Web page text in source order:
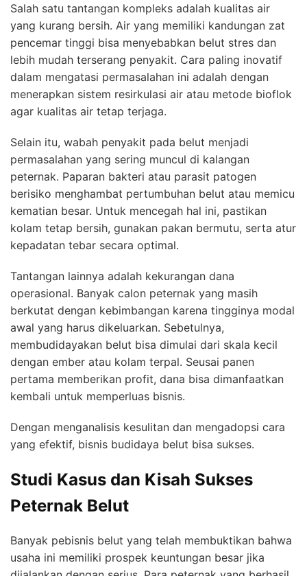
Salah satu tantangan kompleks adalah kualitas air
yang kurang bersih. Air yang memiliki kandungan zat
pencemar tinggi bisa menyebabkan belut stres dan
lebih mudah terserang penyakit. Cara paling inovatif
dalam mengatasi permasalahan ini adalah dengan
menerapkan sistem resirkulasi air atau metode bioflok
agar kualitas air tetap terjaga.
Selain itu, wabah penyakit pada belut menjadi
permasalahan yang sering muncul di kalangan
peternak. Paparan bakteri atau parasit patogen
berisiko menghambat pertumbuhan belut atau memicu
kematian besar. Untuk mencegah hal ini, pastikan
kolam tetap bersih, gunakan pakan bermutu, serta atur
kepadatan tebar secara optimal.
Tantangan lainnya adalah kekurangan dana
operasional. Banyak calon peternak yang masih
berkutat dengan kebimbangan karena tingginya modal
awal yang harus dikeluarkan. Sebetulnya,
membudidayakan belut bisa dimulai dari skala kecil
dengan ember atau kolam terpal. Seusai panen
pertama memberikan profit, dana bisa dimanfaatkan
kembali untuk memperluas bisnis.
Dengan menganalisis kesulitan dan mengadopsi cara
yang efektif, bisnis budidaya belut bisa sukses.
Studi Kasus dan Kisah Sukses
Peternak Belut
Banyak pebisnis belut yang telah membuktikan bahwa
usaha ini memiliki prospek keuntungan besar jika